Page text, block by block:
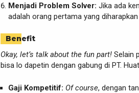
Menjadi Problem Solver: Jika ada
adalah orang pertama yang
Benefit
Okay, let’s talk about the fun part! Selain
bisa lo dapetin dengan gabung di PT.
Gaji Kompetitif: Of course, dengan